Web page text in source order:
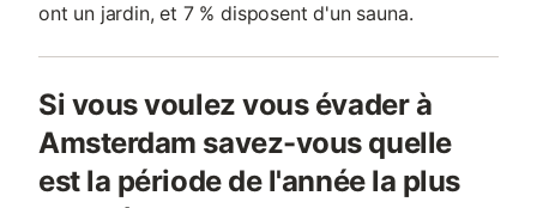
ont un jardin, et 7 % disposent d'un sauna.
Si vous voulez vous évader à
Amsterdam savez-vous quelle
est la période de l'année la plus